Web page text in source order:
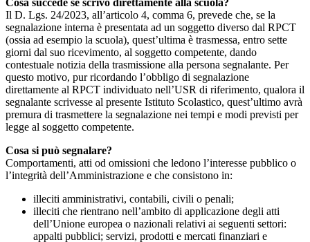
Cosa succede se scrivo direttamente alla scuola?
Il D. Lgs. 24/2023, all’articolo 4, comma 6, prevede che, se la
segnalazione interna è presentata ad un soggetto diverso dal RPCT
(ossia ad esempio la scuola), quest’ultima è trasmessa, entro sette
giorni dal suo ricevimento, al soggetto competente, dando
contestuale notizia della trasmissione alla persona segnalante. Per
questo motivo, pur ricordando l’obbligo di segnalazione
direttamente al RPCT individuato nell’USR di riferimento, qualora il
segnalante scrivesse al presente Istituto Scolastico, quest’ultimo avrà
premura di trasmettere la segnalazione nei tempi e modi previsti per
legge al soggetto competente.
Cosa si può segnalare?
Comportamenti, atti od omissioni che ledono l’interesse pubblico o
l’integrità dell’Amministrazione e che consistono in:
illeciti amministrativi, contabili, civili o penali;
illeciti che rientrano nell’ambito di applicazione degli atti
dell’Unione europea o nazionali relativi ai seguenti settori:
appalti pubblici; servizi, prodotti e mercati finanziari e